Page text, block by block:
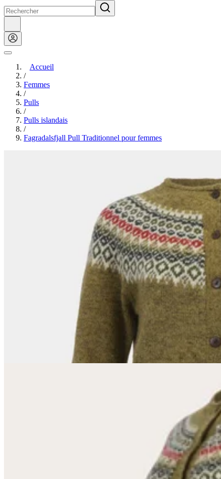
Accueil
/
Femmes
/
Pulls
/
Pulls islandais
/
Fagradalsfjall Pull Traditionnel pour femmes